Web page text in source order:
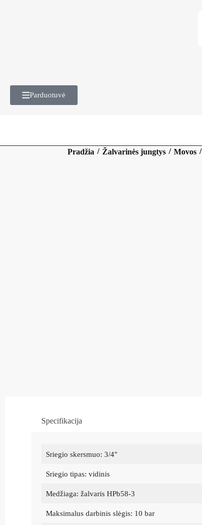
Parduotuvė
Pradžia / Žalvarinės jungtys / Movos /
Specifikacija
Sriegio skersmuo: 3/4″
Sriegio tipas: vidinis
Medžiaga: žalvaris HPb58-3
Maksimalus darbinis slėgis: 10 bar